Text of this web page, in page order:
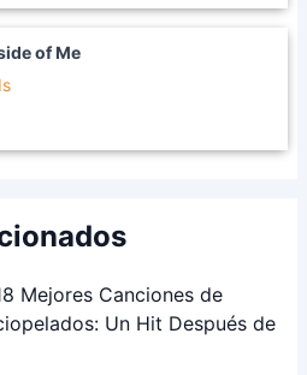
of Me
Mejores Canciones de
Un Hit Después de